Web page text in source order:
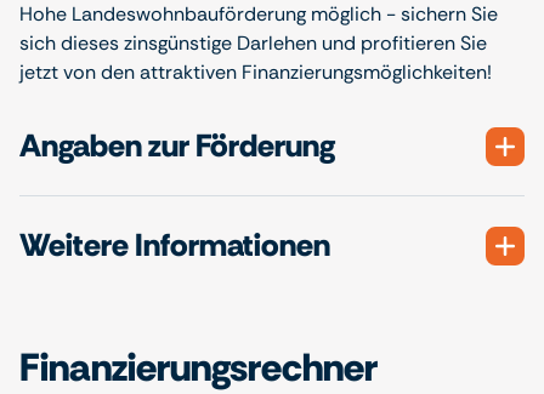
Hohe Landeswohnbauförderung möglich - sichern Sie
sich dieses zinsgünstige Darlehen und profitieren Sie
jetzt von den attraktiven Finanzierungsmöglichkeiten!
Angaben zur Förderung
Weitere Informationen
Finanzierungsrechner